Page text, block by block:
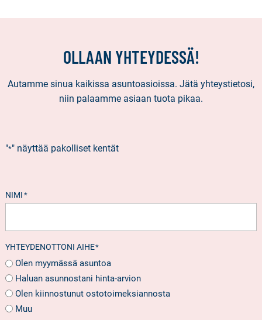
OLLAAN YHTEYDESSÄ!
Autamme sinua kaikissa asuntoasioissa. Jätä yhteystietosi,
niin palaamme asiaan tuota pikaa.
"*" näyttää pakolliset kentät
NIMI *
YHTEYDENOTTONI AIHE*
Olen myymässä asuntoa
Haluan asunnostani hinta-arvion
Olen kiinnostunut ostotoimeksiannosta
Muu